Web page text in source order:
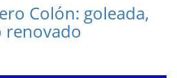
Colón: goleada,
renovado